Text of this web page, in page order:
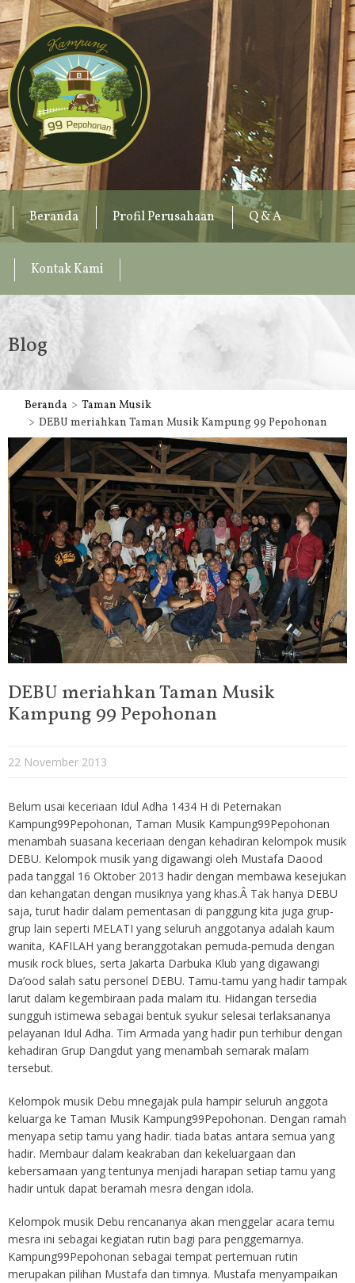
Beranda Profil Perusahaan Q & A
Kontak Kami
Blog
Beranda
Taman Musik
DEBU meriahkan Taman Musik Kampung 99 Pepohonan
DEBU meriahkan Taman Musik
Kampung 99 Pepohonan
22 November 2013
Belum usai keceriaan Idul Adha 1434 H di Peternakan
Kampung99Pepohonan, Taman Musik Kampung99Pepohonan
menambah suasana keceriaan dengan kehadiran kelompok musik
DEBU. Kelompok musik yang digawangi oleh Mustafa Daood
pada tanggal 16 Oktober 2013 hadir dengan membawa kesejukan
dan kehangatan dengan musiknya yang khas.Â Tak hanya DEBU
saja, turut hadir dalam pementasan di panggung kita juga grup-
grup lain seperti MELATI yang seluruh anggotanya adalah kaum
wanita, KAFILAH yang beranggotakan pemuda-pemuda dengan
musik rock blues, serta Jakarta Darbuka Klub yang digawangi
Da’ood salah satu personel DEBU. Tamu-tamu yang hadir tampak
larut dalam kegembiraan pada malam itu. Hidangan tersedia
sungguh istimewa sebagai bentuk syukur selesai terlaksananya
pelayanan Idul Adha. Tim Armada yang hadir pun terhibur dengan
kehadiran Grup Dangdut yang menambah semarak malam
tersebut.
Kelompok musik Debu mnegajak pula hampir seluruh anggota
keluarga ke Taman Musik Kampung99Pepohonan. Dengan ramah
menyapa setip tamu yang hadir. tiada batas antara semua yang
hadir. Membaur dalam keakraban dan kekeluargaan dan
kebersamaan yang tentunya menjadi harapan setiap tamu yang
hadir untuk dapat beramah mesra dengan idola.
Kelompok musik Debu rencananya akan menggelar acara temu
mesra ini sebagai kegiatan rutin bagi para penggemarnya.
Kampung99Pepohonan sebagai tempat pertemuan rutin
merupakan pilihan Mustafa dan timnya. Mustafa menyampaikan